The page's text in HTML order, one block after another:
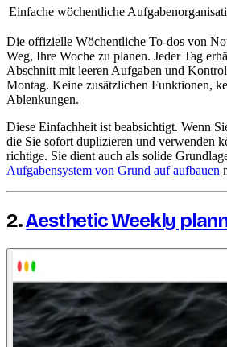
Einfache wöchentliche
Die offizielle Wöchentliche To-dos von
Weg, Ihre Woche zu planen. Jeder Tag
Abschnitt mit leeren Aufgaben und
Montag. Keine zusätzlichen Funktionen,
Ablenkungen.
Diese Einfachheit ist beabsichtigt. Wenn
die Sie sofort duplizieren und verwenden
richtige. Sie dient auch als solide
Aufgabensystem von Grund auf aufbauen
2.Aesthetic Weekly